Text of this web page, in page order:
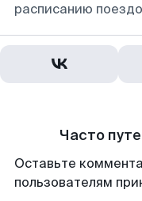
расписанию
Часто
Оставьте
пользователям